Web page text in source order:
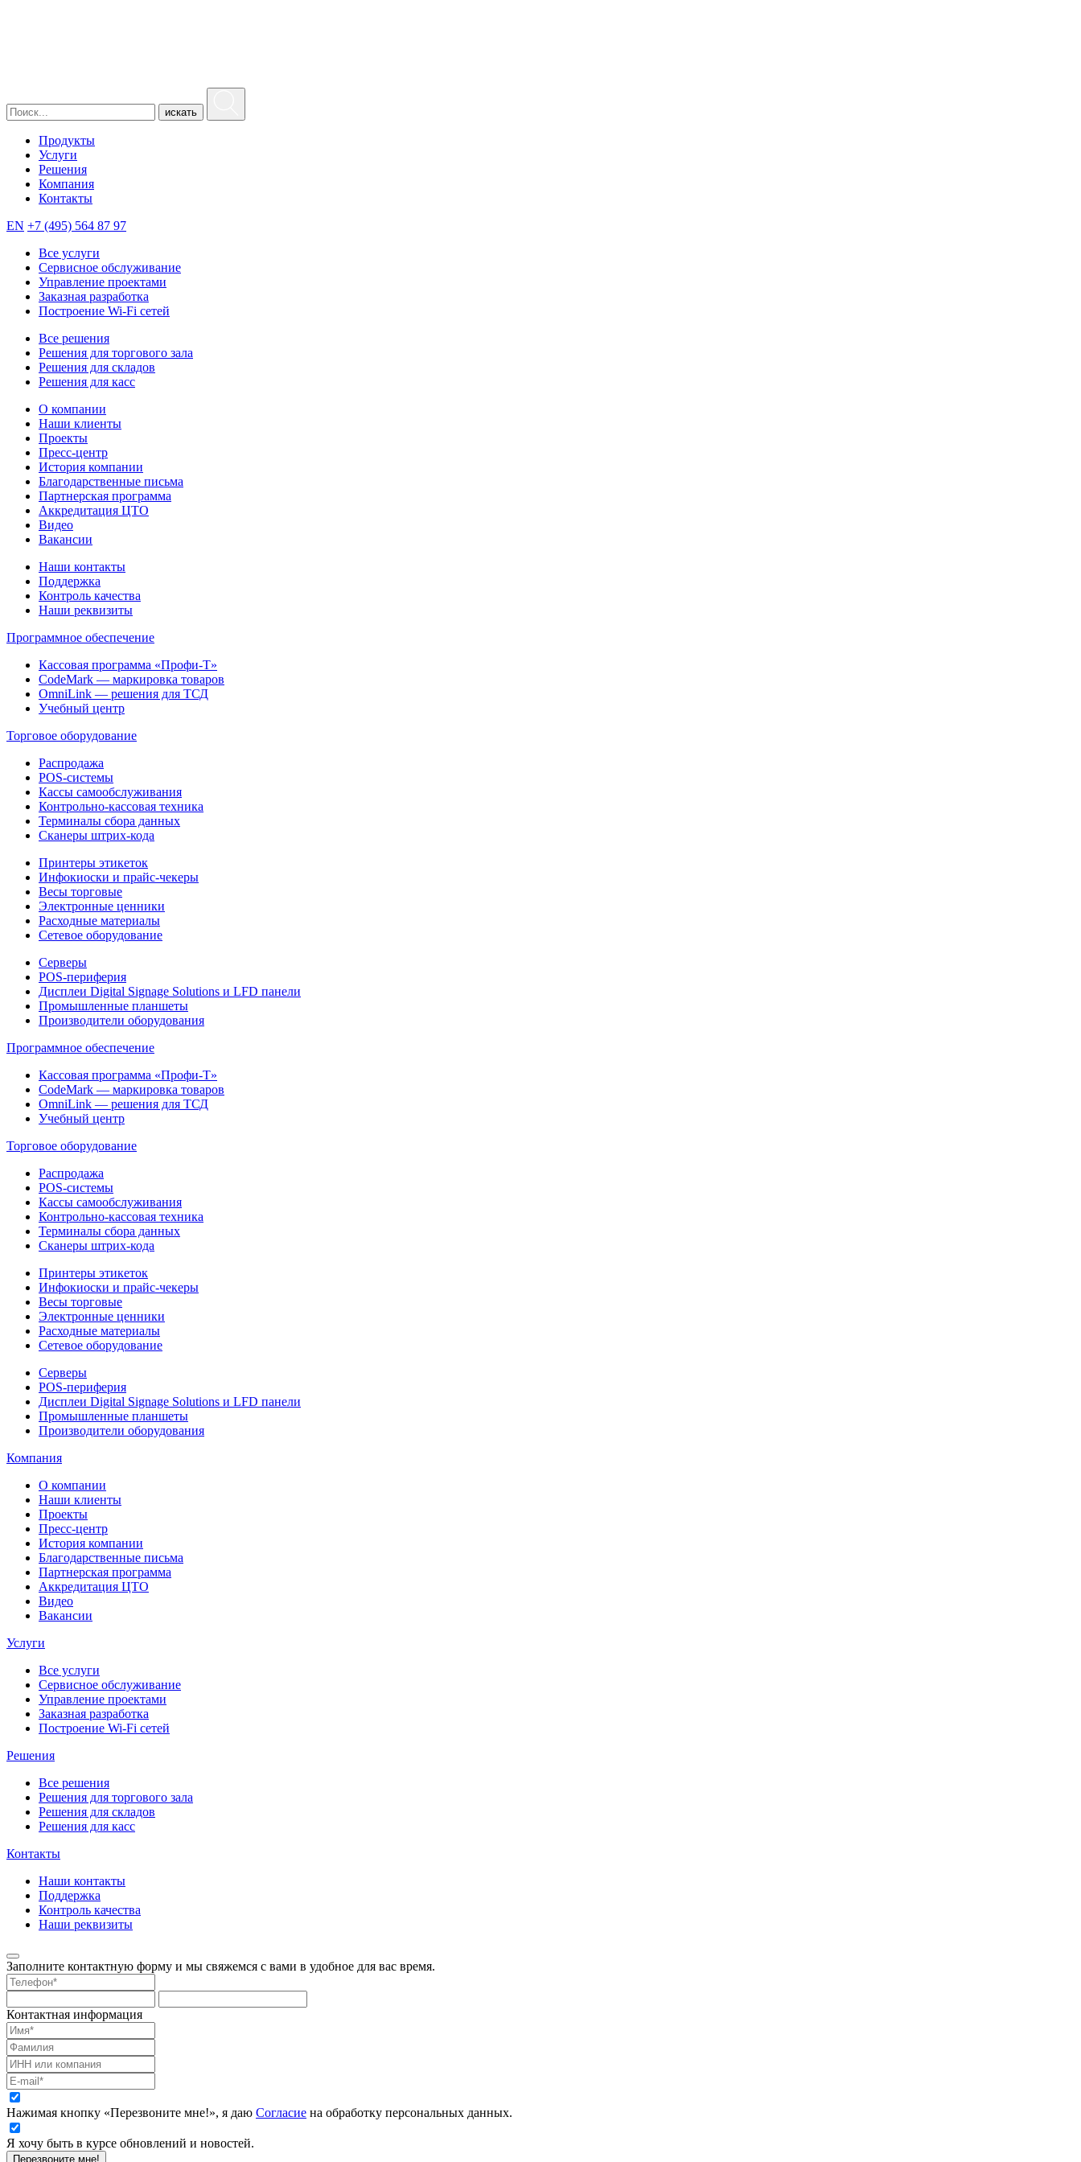
искать
Продукты
Услуги
Решения
Компания
Контакты
EN +7 (495) 564 87 97
Все услуги
Сервисное обслуживание
Управление проектами
Заказная разработка
Построение Wi-Fi сетей
Все решения
Решения для торгового зала
Решения для складов
Решения для касс
О компании
Наши клиенты
Проекты
Пресс-центр
История компании
Благодарственные письма
Партнерская программа
Аккредитация ЦТО
Видео
Вакансии
Наши контакты
Поддержка
Контроль качества
Наши реквизиты
Программное обеспечение
Кассовая программа «Профи-Т»
CodeMark — маркировка товаров
OmniLink — решения для ТСД
Учебный центр
Торговое оборудование
Распродажа
POS-системы
Кассы самообслуживания
Контрольно-кассовая техника
Терминалы сбора данных
Сканеры штрих-кода
Принтеры этикеток
Инфокиоски и прайс-чекеры
Весы торговые
Электронные ценники
Расходные материалы
Сетевое оборудование
Серверы
POS-периферия
Дисплеи Digital Signage Solutions и LFD панели
Промышленные планшеты
Производители оборудования
Программное обеспечение
Кассовая программа «Профи-Т»
CodeMark — маркировка товаров
OmniLink — решения для ТСД
Учебный центр
Торговое оборудование
Распродажа
POS-системы
Кассы самообслуживания
Контрольно-кассовая техника
Терминалы сбора данных
Сканеры штрих-кода
Принтеры этикеток
Инфокиоски и прайс-чекеры
Весы торговые
Электронные ценники
Расходные материалы
Сетевое оборудование
Серверы
POS-периферия
Дисплеи Digital Signage Solutions и LFD панели
Промышленные планшеты
Производители оборудования
Компания
О компании
Наши клиенты
Проекты
Пресс-центр
История компании
Благодарственные письма
Партнерская программа
Аккредитация ЦТО
Видео
Вакансии
Услуги
Все услуги
Сервисное обслуживание
Управление проектами
Заказная разработка
Построение Wi-Fi сетей
Решения
Все решения
Решения для торгового зала
Решения для складов
Решения для касс
Контакты
Наши контакты
Поддержка
Контроль качества
Наши реквизиты
Заполните контактную форму и мы свяжемся с вами в удобное для вас время.
Контактная информация
Нажимая кнопку «Перезвоните мне!», я даю Согласие на обработку персональных данных.
Я хочу быть в курсе обновлений и новостей.
Перезвоните мне!